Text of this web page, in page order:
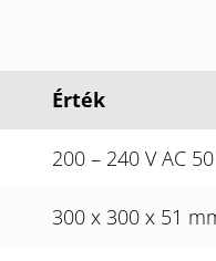
Érték
200 – 240 V AC
300 x 300 x 51